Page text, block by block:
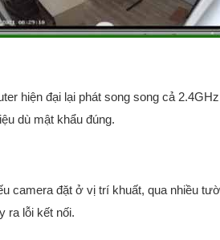
hiện đại lại phát song song cả
dù mật khẩu đúng.
camera đặt ở vị trí khuất, qua nhiều
ra lỗi kết nối.